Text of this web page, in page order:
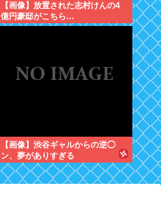
【画像】放置された志村けんの4
億円豪邸がこちら…
【画像】渋谷ギャルからの逆◯
ン、夢がありすぎる